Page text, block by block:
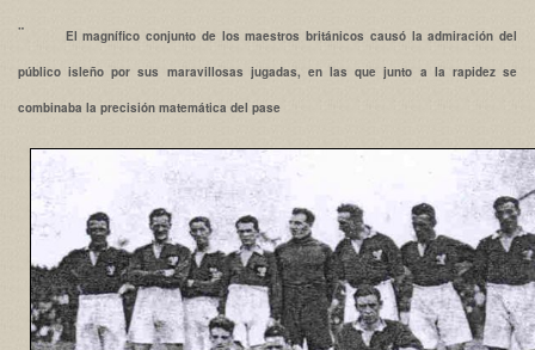
¨ El magnífico conjunto de los maestros británicos causó la admiración del
público isleño por sus maravillosas jugadas, en las que junto a la rapidez se
combinaba la precisión matemática del pase